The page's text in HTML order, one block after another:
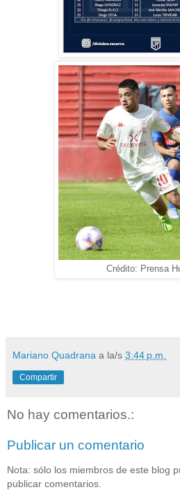
Crédito: Prensa
Mariano Quadrana a la/s 3:44 p.m.
Compartir
No hay comentarios.:
Publicar un comentario
Nota: sólo los miembros de este blog
publicar comentarios.